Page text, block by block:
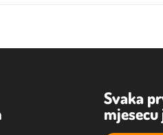
Svaka
mjesecu